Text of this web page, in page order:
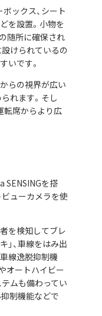
ックス、シート
を設置。小物を
随所に確保され
けられているの
いです。
らの視界が広い
れます。そし
転席からより広
SENSINGを搭
ューカメラを使
を検知してブレ
」、車線をはみ出
線逸脱抑制機
オートハイビー
ムも備わってい
制機能などで